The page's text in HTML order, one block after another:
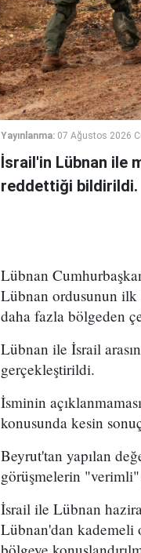
Yayınlanma: 07 Ağustos 2026
İsrail'in Lübnan ile
reddettiği bildirildi.
Lübnan
Lübnan ordusunun ilk
daha fazla bölgeden
Lübnan ile İsrail
gerçekleştirildi.
İsminin
konusunda kesin
Beyrut'tan yapılan
görüşmelerin
İsrail ile Lübnan
Lübnan'dan kademeli
bölgeye